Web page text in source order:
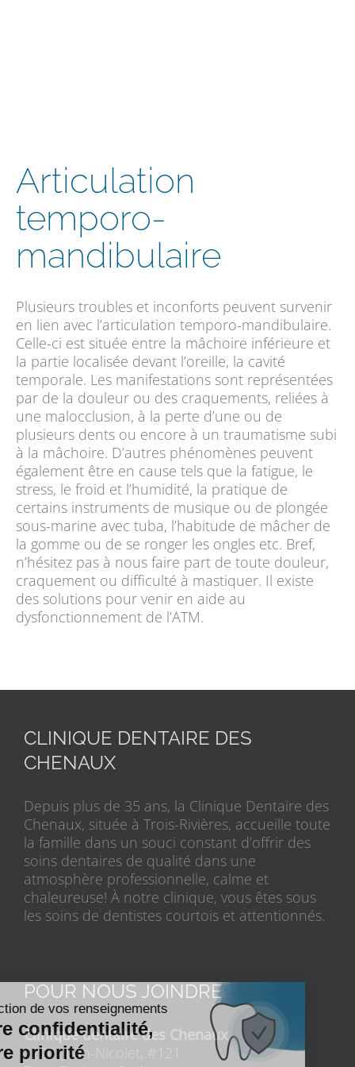
Articulation
temporo-
mandibulaire
Plusieurs troubles et inconforts peuvent survenir
en lien avec l’articulation temporo-mandibulaire.
Celle-ci est située entre la mâchoire inférieure et
la partie localisée devant l’oreille, la cavité
temporale. Les manifestations sont représentées
par de la douleur ou des craquements, reliées à
une malocclusion, à la perte d’une ou de
plusieurs dents ou encore à un traumatisme subi
à la mâchoire. D’autres phénomènes peuvent
également être en cause tels que la fatigue, le
stress, le froid et l’humidité, la pratique de
certains instruments de musique ou de plongée
sous-marine avec tuba, l’habitude de mâcher de
la gomme ou de se ronger les ongles etc. Bref,
n’hésitez pas à nous faire part de toute douleur,
craquement ou difficulté à mastiquer. Il existe
des solutions pour venir en aide au
dysfonctionnement de l’ATM.
POUR NOUS JOINDRE
Clinique dentaire des Chenaux
1220, Jean-Nicolet, #121
CLINIQUE DENTAIRE DES
CHENAUX
Depuis plus de 35 ans, la Clinique Dentaire des
Chenaux, située à Trois-Rivières, accueille toute
la famille dans un souci constant d’offrir des
soins dentaires de qualité dans une
atmosphère professionnelle, calme et
chaleureuse! À notre clinique, vous êtes sous
les soins de dentistes courtois et attentionnés.